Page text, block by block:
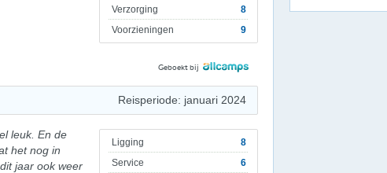
Verzorging
8
Voorzieningen
9
Geboekt bij
Reisperiode: januari 2024
Ligging
8
Service
6
leuk. En de
het nog in
jaar ook weer